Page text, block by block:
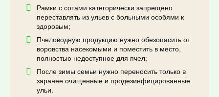
Рамки с сотами категорически запрещено
переставлять из ульев с больными особями к
здоровым;
Пчеловодную продукцию нужно обезопасить от
воровства насекомыми и поместить в место,
полностью недоступное для пчел;
После зимы семьи нужно переносить только в
заранее очищенные и продезинфицированные
ульи.